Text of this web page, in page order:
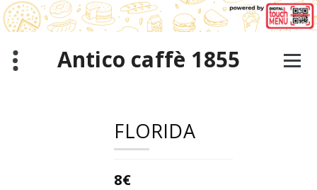
跳
至
正
Antico caffè 1855
FLORIDA
8€